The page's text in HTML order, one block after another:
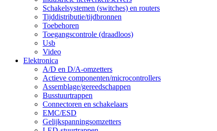
Schakelsystemen (switches) en routers
Tijddistributie/tijdbronnen
Toebehoren
Toegangscontrole (draadloos)
Usb
Video
Elektronica
A/D en D/A-omzetters
Actieve componenten/microcontrollers
Assemblage/gereedschappen
Busstuurtrappen
Connectoren en schakelaars
EMC/ESD
Gelijkspanningsomzetters